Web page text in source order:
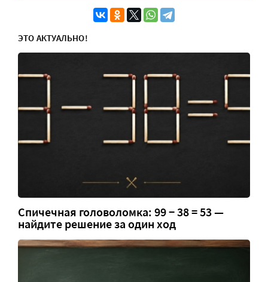
ЭТО АКТУАЛЬНО!
Спичечная головоломка: 99 − 38 = 53 —
найдите решение за один ход